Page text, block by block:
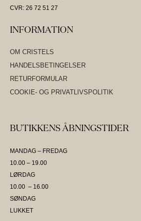
CVR: 26 72 51 27
INFORMATION
OM CRISTELS
HANDELSBETINGELSER
RETURFORMULAR
COOKIE- OG PRIVATLIVSPOLITIK
BUTIKKENS ÅBNINGSTIDER
MANDAG – FREDAG
10.00 – 19.00
LØRDAG
10.00 – 16.00
SØNDAG
LUKKET